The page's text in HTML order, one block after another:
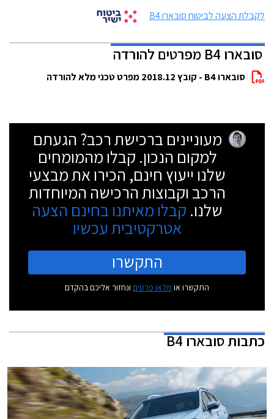
לקבלת הצעה לביטוח סובארו B4
סובארו B4 מפרטים להורדה
סובארו B4 - קובץ 2018.12 מפרט טכני מלא להורדה
מעוניינים ברכישת רכב? הגעתם
למקום הנכון. קבלו מהמומחים
שלנו ייעוץ חינם, הכירו את מבצעי
הרכב וקבוצות הרכישה המיוחדות
שלנו. קבלו מאיתנו בחינם הצעה
אטרקטיבית עכשיו
התקשרו
התקשרו או מלאו פרטים ונחזור אליכם בהקדם
כתבותסובארו B4